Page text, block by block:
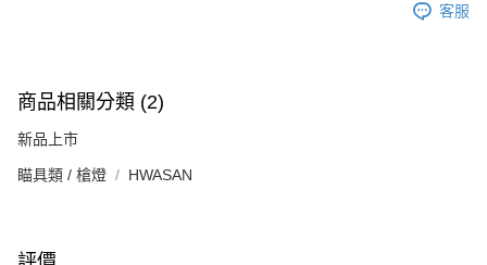
客服
商品相關分類 (2)
新品上市
瞄具類 / 槍燈 HWASAN